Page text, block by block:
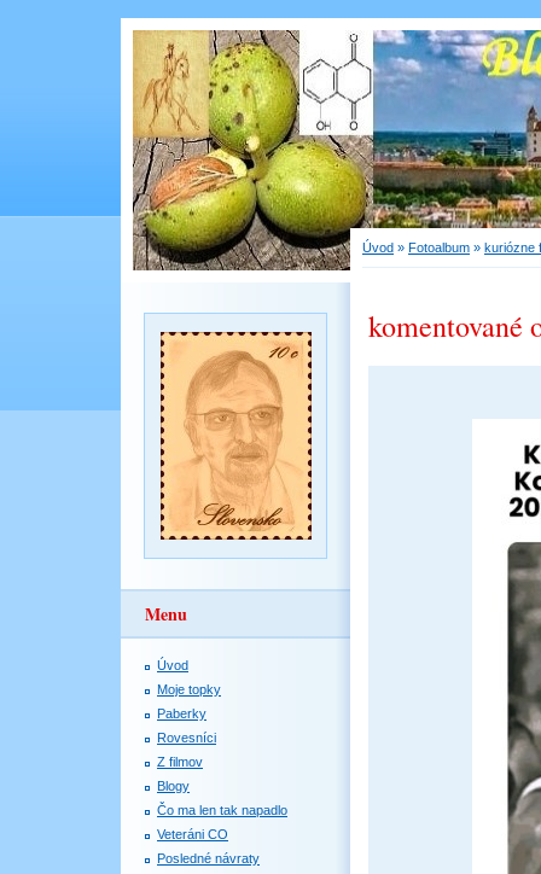
Menu
Úvod
Moje topky
Paberky
Rovesníci
Z filmov
Blogy
Čo ma len tak napadlo
Veteráni CO
Posledné návraty
Úvod » Fotoalbum » kuriózne
komentované